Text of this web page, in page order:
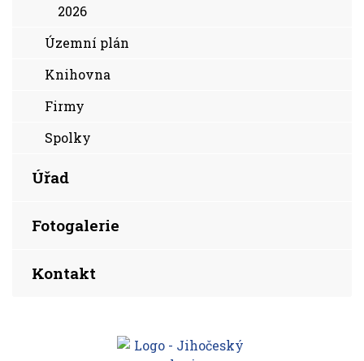
2026
Územní plán
Knihovna
Firmy
Spolky
Úřad
Fotogalerie
Kontakt